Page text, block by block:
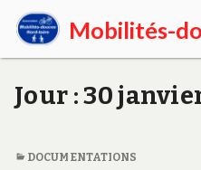
Mobilités-
E
N
d
Jour :30
DOCUMENTATIONS